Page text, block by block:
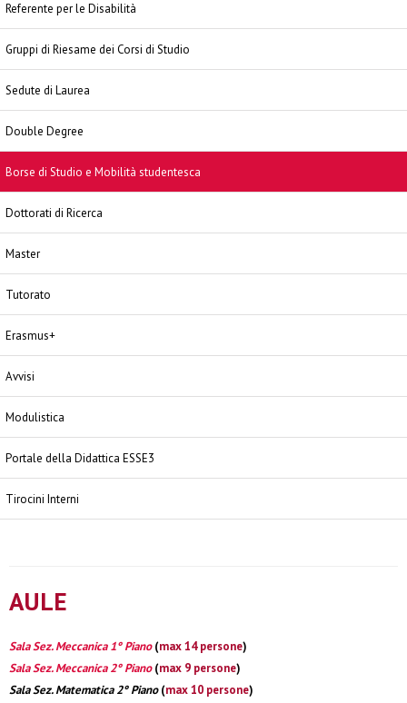
Referente per le Disabilità
Gruppi di Riesame dei Corsi di Studio
Sedute di Laurea
Double Degree
Borse di Studio e Mobilità studentesca
Dottorati di Ricerca
Master
Tutorato
Erasmus+
Avvisi
Modulistica
Portale della Didattica ESSE3
Tirocini Interni
AULE
Sala Sez. Meccanica 1° Piano(max 14 persone)
Sala Sez. Meccanica 2° Piano(max 9 persone)
Sala Sez. Matematica 2° Piano(max 10 persone)